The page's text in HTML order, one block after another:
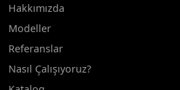
Hakkımızda
Modeller
Referanslar
Nasıl Çalışıyoruz?